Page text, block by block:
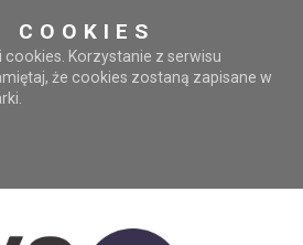
COOKIES
Korzystanie z serwisu
że cookies zostaną zapisane w